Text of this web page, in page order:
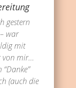
gestern
war
mit
von mir…
(auch die